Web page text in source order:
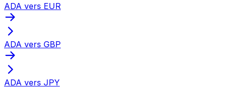
ADA vers EUR
ADA vers GBP
ADA vers JPY